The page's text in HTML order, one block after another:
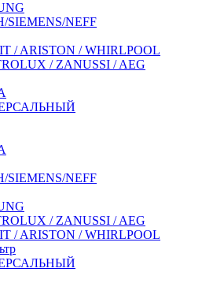
SIEMENS/NEFF
/ ARISTON / WHIRLPOOL
/ ZANUSSI / AEG
SIEMENS/NEFF
/ ZANUSSI / AEG
/ ARISTON / WHIRLPOOL